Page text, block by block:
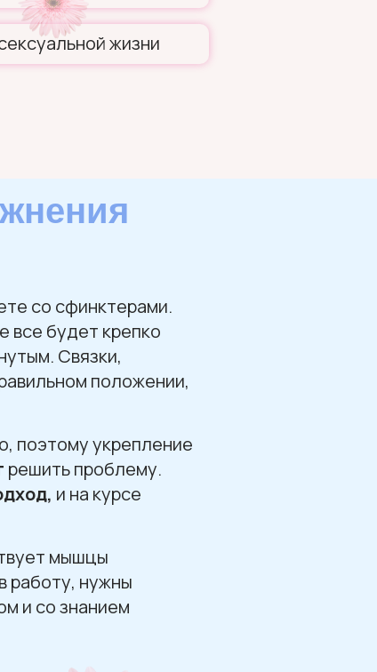
жизни
со сфинктерами.
все будет крепко
Связки,
положении,
мышцы
работу, нужны
и со знанием
поэтому укрепление
решить проблему.
и на курсе